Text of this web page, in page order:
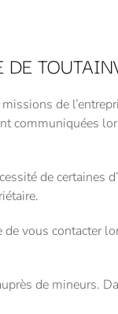
DE
de
de certaines
vous contacter
de mineurs.